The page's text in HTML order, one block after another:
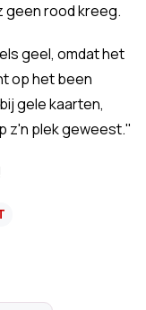
geen rood kreeg.
geel, omdat het
op het been
gele kaarten,
z'n plek geweest."